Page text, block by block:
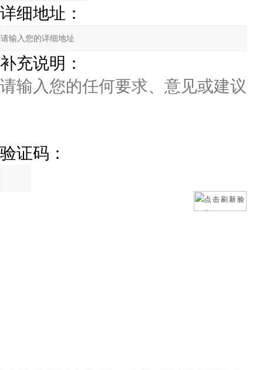
详细地址：
补充说明：
验证码：